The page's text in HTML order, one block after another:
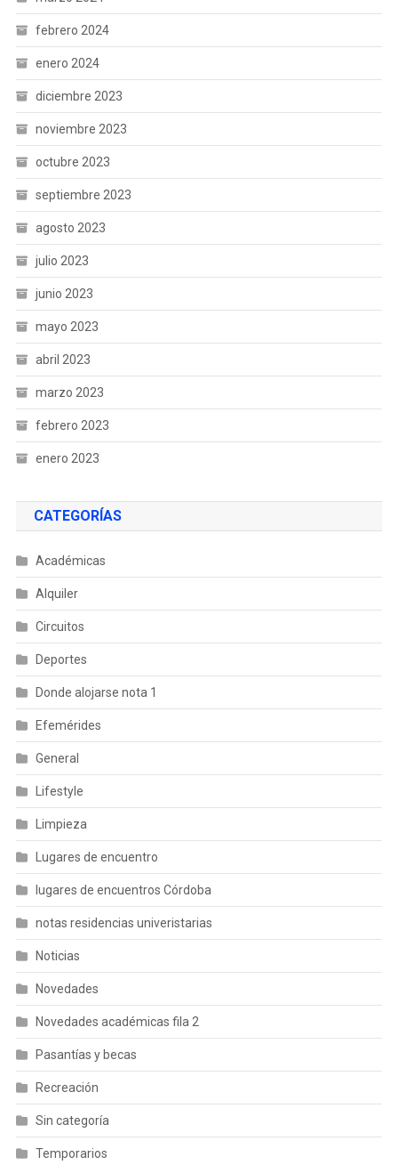
febrero 2024
enero 2024
diciembre 2023
noviembre 2023
octubre 2023
septiembre 2023
agosto 2023
julio 2023
junio 2023
mayo 2023
abril 2023
marzo 2023
febrero 2023
enero 2023
CATEGORÍAS
Académicas
Alquiler
Circuitos
Deportes
Donde alojarse nota 1
Efemérides
General
Lifestyle
Limpieza
Lugares de encuentro
lugares de encuentros Córdoba
notas residencias univeristarias
Noticias
Novedades
Novedades académicas fila 2
Pasantías y becas
Recreación
Sin categoría
Temporarios